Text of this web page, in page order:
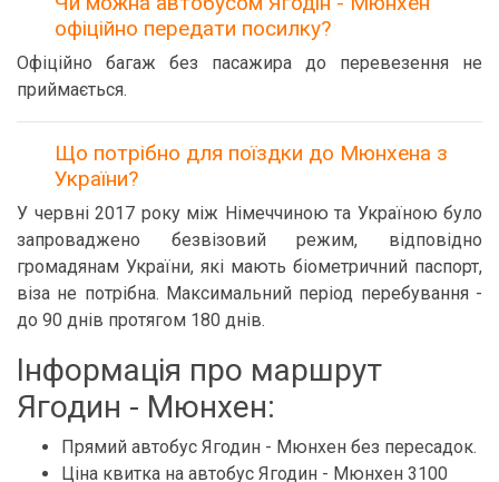
офіційно передати посилку?
Офіційно багаж без пасажира до перевезення не
приймається.
Що потрібно для поїздки до Мюнхена з
України?
У червні 2017 року між Німеччиною та Україною було
запроваджено безвізовий режим, відповідно
громадянам України, які мають біометричний паспорт,
віза не потрібна. Максимальний період перебування -
до 90 днів протягом 180 днів.
Інформація про маршрут
Ягодин - Мюнхен:
Прямий автобус Ягодин - Мюнхен без пересадок.
Ціна квитка на автобус Ягодин - Мюнхен 3100